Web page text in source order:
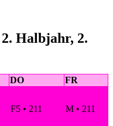
Halbjahr, 2.
DO
FR
F5 • 211
M • 211